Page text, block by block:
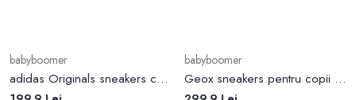
babyboomer
adidas Originals sneakers copii Continental 80 culoarea alb F99787
babyboomer
Geox sneakers pentru copii ALBEN culoarea galben